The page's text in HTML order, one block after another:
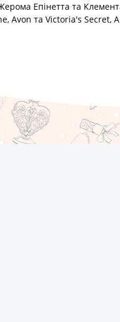
Епінетта та
Avon та Victoria's Secret,